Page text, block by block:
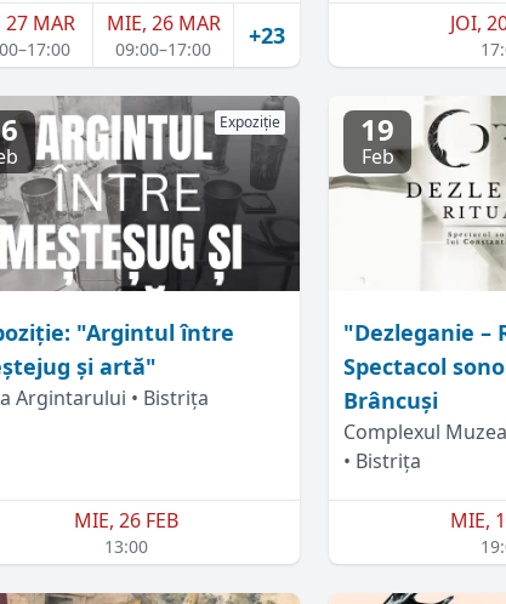
27 MAR MIE, 26 MAR
09:00–17:00 +23 JOI,
Expoziție
"Argintul între
și artă"
Argintarului • Bistrița
MIE, 26 FEB
13:00
19
Feb
"Dezleganie –
Spectacol
Brâncuși
Complexul
• Bistrița
MIE,